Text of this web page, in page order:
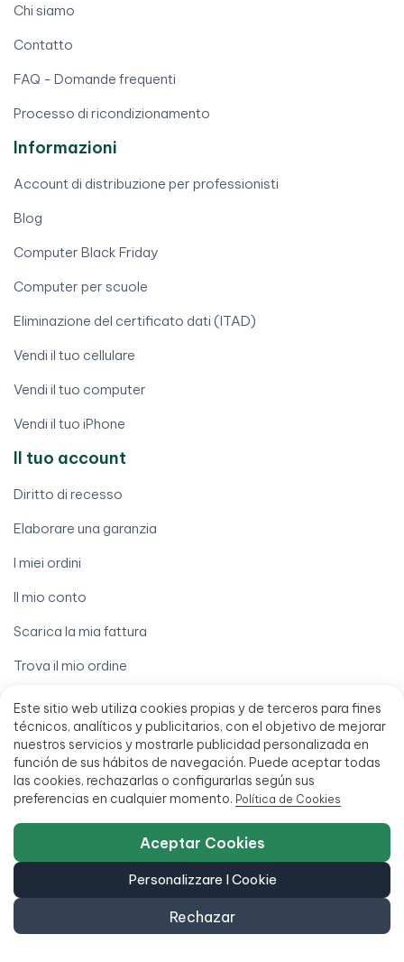
Este sitio web utiliza cookies propias y de terceros para fines
técnicos, analíticos y publicitarios, con el objetivo de mejorar
nuestros servicios y mostrarle publicidad personalizada en
función de sus hábitos de navegación. Puede aceptar todas
las cookies, rechazarlas o configurarlas según sus
preferencias en cualquier momento. Política de Cookies
Rechazar
Personalizzare I Cookie
Aceptar Cookies
Chi siamo
Contatto
FAQ - Domande frequenti
Processo di ricondizionamento
Informazioni
Account di distribuzione per professionisti
Blog
Computer Black Friday
Computer per scuole
Eliminazione del certificato dati (ITAD)
Vendi il tuo cellulare
Vendi il tuo computer
Vendi il tuo iPhone
Il tuo account
Diritto di recesso
Elaborare una garanzia
I miei ordini
Il mio conto
Scarica la mia fattura
Trova il mio ordine
Termini legali
Avviso legale
Condizioni di vendita
Finanziamento fino a 18 mesi
Politica di accessibilità